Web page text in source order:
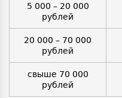
5 000 – 20 000
рублей
20 000 – 70 000
рублей
свыше 70 000
рублей